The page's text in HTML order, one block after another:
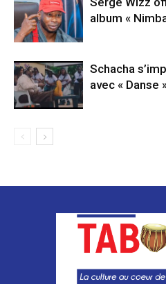
album «
Schacha
avec « Danse